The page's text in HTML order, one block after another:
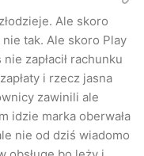
Ale skoro
tak. Ale skoro Play
zapłacił rachunku
i rzecz jasna
zawinili ale
idzie marka oberwała
nie od dziś wiadomo